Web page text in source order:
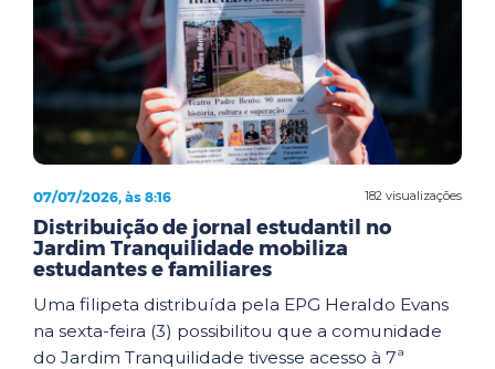
182 visualizações
07/07/2026, às 8:16
Distribuição de jornal estudantil no
Jardim Tranquilidade mobiliza
estudantes e familiares
Uma filipeta distribuída pela EPG Heraldo Evans
na sexta-feira (3) possibilitou que a comunidade
do Jardim Tranquilidade tivesse acesso à 7ª